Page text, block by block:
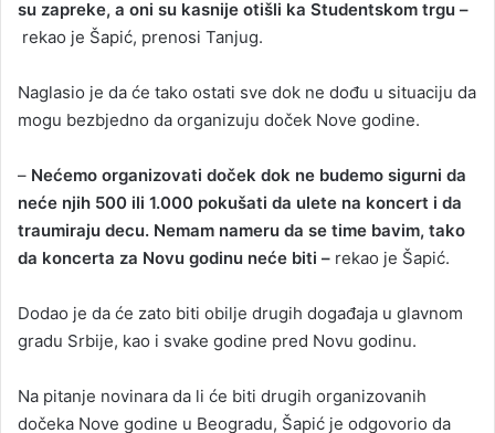
su zapreke, a oni su kasnije otišli ka Studentskom trgu –
rekao je Šapić, prenosi Tanjug.
Naglasio je da će tako ostati sve dok ne dođu u situaciju da
mogu bezbjedno da organizuju doček Nove godine.
– Nećemo organizovati doček dok ne budemo sigurni da
neće njih 500 ili 1.000 pokušati da ulete na koncert i da
traumiraju decu. Nemam nameru da se time bavim, tako
da koncerta za Novu godinu neće biti – rekao je Šapić.
Dodao je da će zato biti obilje drugih događaja u glavnom
gradu Srbije, kao i svake godine pred Novu godinu.
Na pitanje novinara da li će biti drugih organizovanih
dočeka Nove godine u Beogradu, Šapić je odgovorio da